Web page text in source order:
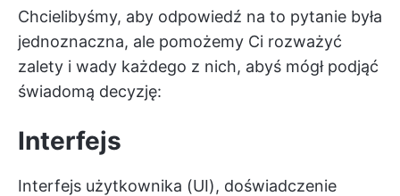
Chcielibyśmy, aby odpowiedź na to pytanie była
jednoznaczna, ale pomożemy Ci rozważyć
zalety i wady każdego z nich, abyś mógł podjąć
świadomą decyzję:
Interfejs
Interfejs użytkownika (UI), doświadczenie